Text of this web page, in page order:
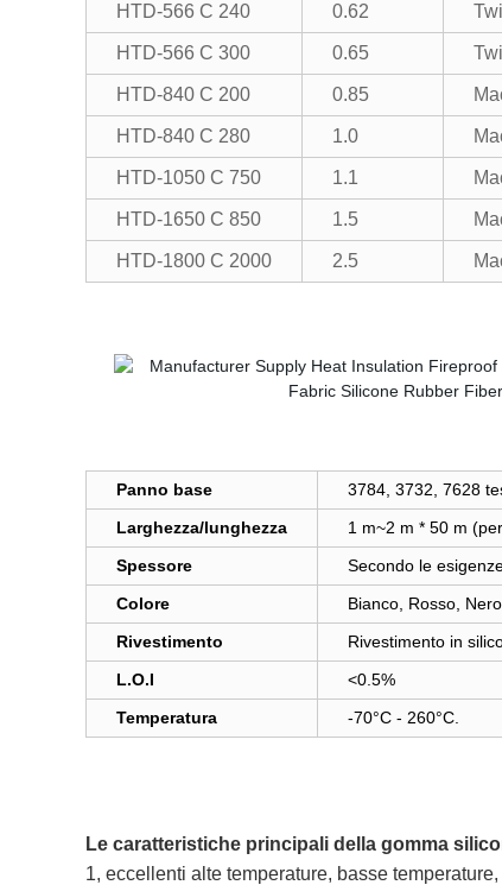
HTD-566 C 240 0.62 Twill
HTD-566 C 300 0.65 Twill
HTD-840 C 200 0.85
HTD-840 C 280 1.0
HTD-1050 C 750 1.1
HTD-1650 C 850 1.5
HTD-1800 C 2000 2.5
Panno base
3784, 3732, 7628
Larghezza/lunghezza
1 m~2 m * 50 m
Spessore
Secondo le
Colore
Bianco, Rosso,
Rivestimento
Rivestimento in
L.O.I
<0.5%
Temperatura
-70°C - 260°C.
Le caratteristiche principali della gomma
1, eccellenti alte temperature, basse